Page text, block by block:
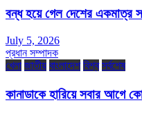
বন্ধ হয়ে গেল দেশের একমাত্র
July 5, 2026
প্রধান সম্পাদক
খেলা জাতীয় বাংলাদেশ বিশ্ব সর্বশেষ
কানাডাকে হারিয়ে সবার আগে